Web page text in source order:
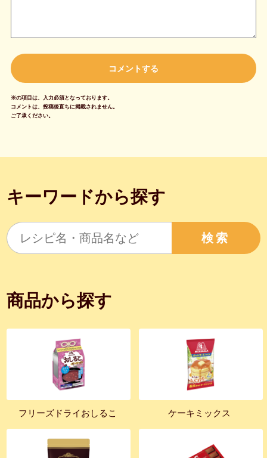
※の項目は、入力必須となっております。
コメントは、投稿後直ちに掲載されません。
ご了承ください。
キーワードから探す
検索
商品から探す
フリーズドライおしるこ ケーキミックス